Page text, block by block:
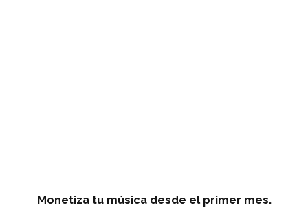
Monetiza tu música desde el primer mes.